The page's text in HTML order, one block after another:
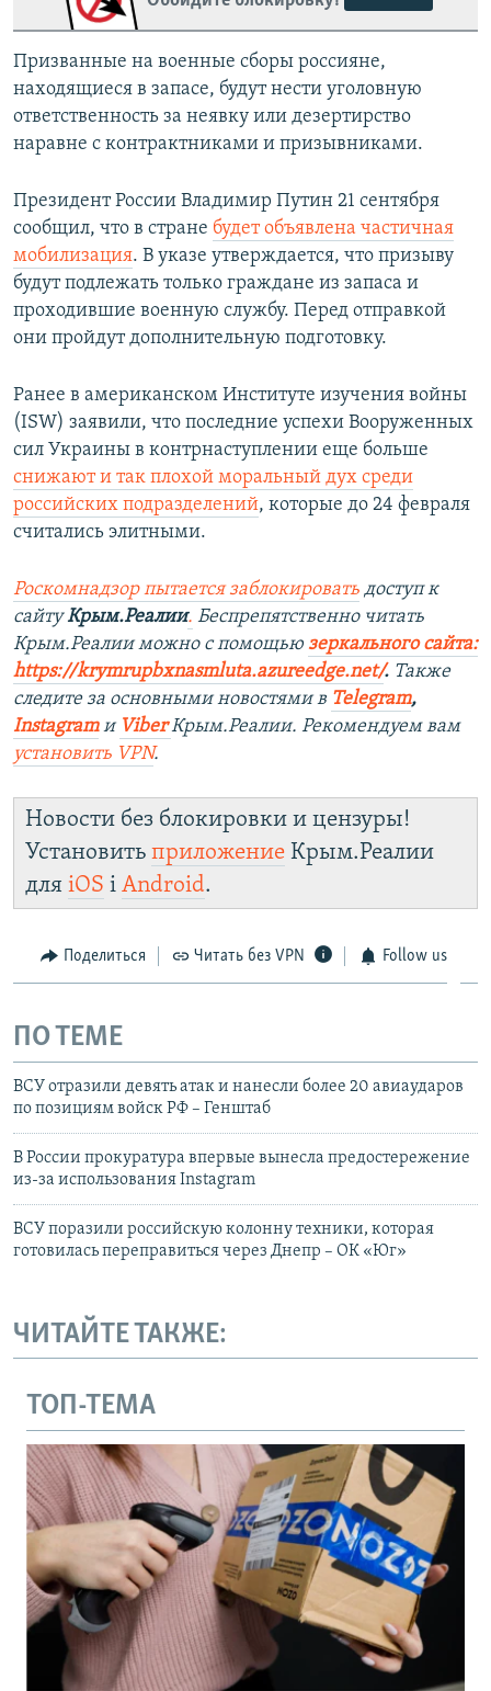
Призванные на военные сборы россияне,
находящиеся в запасе, будут нести уголовную
ответственность за неявку или дезертирство
наравне с контрактниками и призывниками.
Президент России Владимир Путин 21 сентября
сообщил, что в стране будет объявлена частичная
мобилизация. В указе утверждается, что призыву
будут подлежать только граждане из запаса и
проходившие военную службу. Перед отправкой
они пройдут дополнительную подготовку.
Ранее в американском Институте изучения войны
(ISW) заявили, что последние успехи Вооруженных
сил Украины в контрнаступлении еще больше
снижают и так плохой моральный дух среди
российских подразделений, которые до 24 февраля
считались элитными.
Роскомнадзор пытается заблокировать доступ к
сайтуКрым.Реалии. Беспрепятственно читать
Крым.Реалии можно с помощью зеркального сайта:
https://krymrupbxnasmluta.azureedge.net/. ​ Также
следите за основными новостями в Telegram,
Instagram и ViberКрым.Реалии. Рекомендуем вам
установить VPN.
Новости без блокировки и цензуры!
Установить приложение Крым.Реалии
для iOS і Android.
Поделиться Читать без VPN Follow us
ПО ТЕМЕ
ВСУ отразили девять атак и нанесли более 20 авиаударов
по позициям войск РФ – Генштаб
В России прокуратура впервые вынесла предостережение
из-за использования Instagram
ВСУ поразили российскую колонну техники, которая
готовилась переправиться через Днепр – ОК «Юг»
ЧИТАЙТЕ ТАКЖЕ:
ТОП-ТЕМА